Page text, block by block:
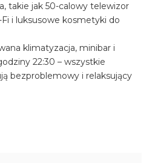
takie jak 50-calowy telewizor
i luksusowe kosmetyki do
klimatyzacja, minibar i
22:30 – wszystkie
bezproblemowy i relaksujący